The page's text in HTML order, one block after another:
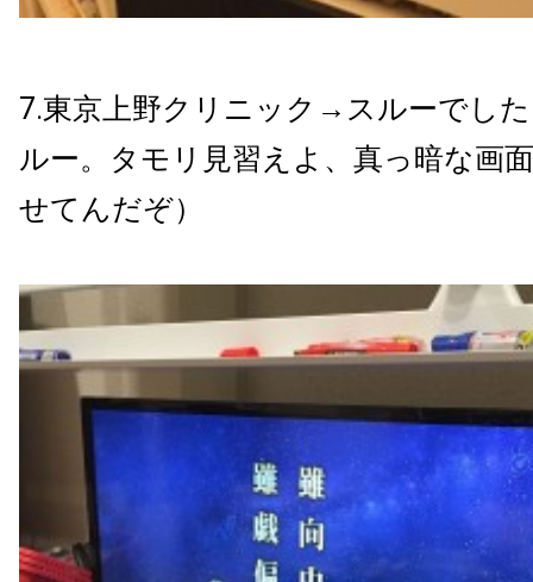
7.東京上野クリニック→スルーでし
ルー。タモリ見習えよ、真っ暗な画
せてんだぞ）